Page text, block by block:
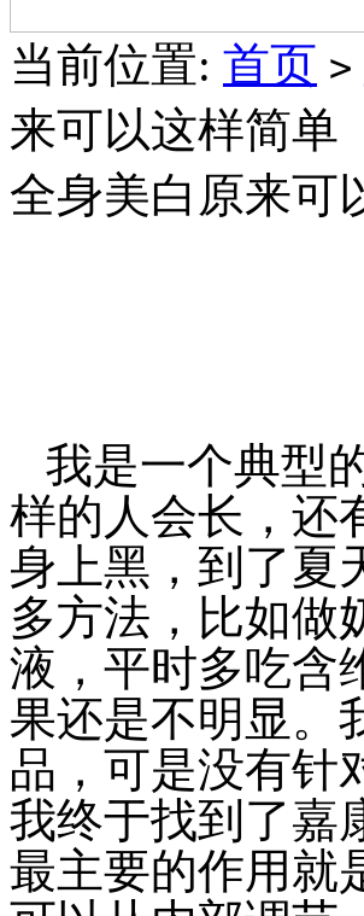
当前位置: 首页 >
来可以这样简单
全身美白原来可
我是一个典型
样的人会长，还
身上黑，到了夏
多方法，比如做
液，平时多吃含
果还是不明显。
品，可是没有针
我终于找到了嘉
最主要的作用就